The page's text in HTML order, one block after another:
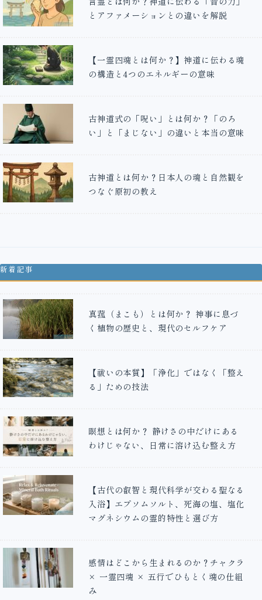
とアファメーションとの違いを解説
【一霊四魂とは何か？】神道に伝わる魂
の構造と4つのエネルギーの意味
古神道式の「呪い」とは何か？「のろ
い」と「まじない」の違いと本当の意味
古神道とは何か？日本人の魂と自然観を
つなぐ原初の教え
新着記事
真菰（まこも）とは何か？ 神事に息づ
く植物の歴史と、現代のセルフケア
【祓いの本質】「浄化」ではなく「整え
る」ための技法
瞑想とは何か？ 静けさの中だけにある
わけじゃない、日常に溶け込む整え方
【古代の叡智と現代科学が交わる聖なる
入浴】エプソムソルト、死海の塩、塩化
マグネシウムの霊的特性と選び方
感情はどこから生まれるのか？チャクラ
× 一霊四魂 × 五行でひもとく魂の仕組
み